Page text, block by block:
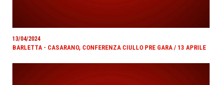
13/04/2024
BARLETTA - CASARANO, CONFERENZA CIULLO PRE GARA / 13 APRILE